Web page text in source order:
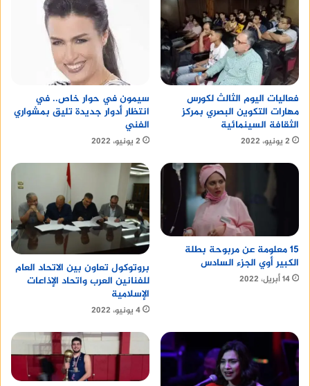
فعاليات اليوم الثالث لكورس
مهارات التكوين البصري بمركز
الثقافة السينمائية
2 يونيو، 2022
سيمون في حوار خاص.. في
انتظار أدوار جديدة تليق بمشواري
الفني
2 يونيو، 2022
15 معلومة عن مربوحة بطلة
الكبير أوي الجزء السادس
14 أبريل، 2022
بروتوكول تعاون بين الاتحاد العام
للفنانين العرب واتحاد الإذاعات
الإسلامية
4 يونيو، 2022